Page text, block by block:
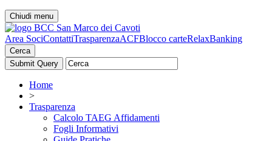
Chiudi menu
Area SociContattiTrasparenzaACFBlocco carteRelaxBanking
Cerca
Home
>
Trasparenza
Calcolo TAEG Affidamenti
Fogli Informativi